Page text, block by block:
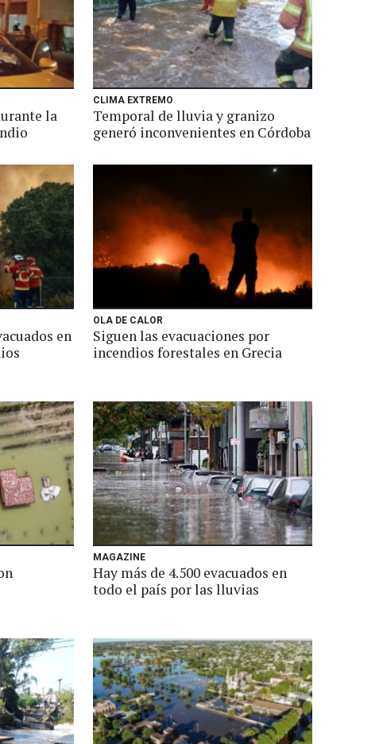
la
CLIMA EXTREMO
Temporal de lluvia y granizo
generó inconvenientes en Córdoba
en
OLA DE CALOR
Siguen las evacuaciones por
incendios forestales en Grecia
MAGAZINE
Hay más de 4.500 evacuados en
todo el país por las lluvias